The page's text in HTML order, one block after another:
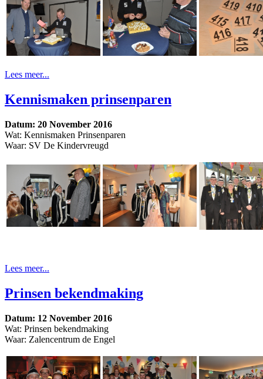
Lees meer...
Kennismaken prinsenparen
Datum: 20 November 2016
Wat: Kennismaken Prinsenparen
Waar: SV De Kindervreugd
Lees meer...
Prinsen bekendmaking
Datum: 12 November 2016
Wat: Prinsen bekendmaking
Waar: Zalencentrum de Engel